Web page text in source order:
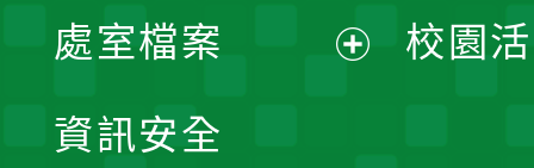
單
處室檔案
資訊安全
校園